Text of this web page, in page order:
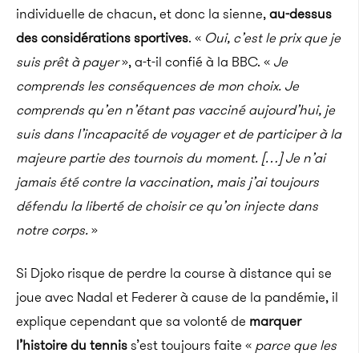
individuelle de chacun, et donc la sienne,au-dessus
des considérations sportives. « Oui, c’est le prix que je
suis prêt à payer», a-t-il confié à la BBC. « Je
comprends les conséquences de mon choix. Je
comprends qu’en n’étant pas vacciné aujourd’hui, je
suis dans l’incapacité de voyager et de participer à la
majeure partie des tournois du moment. […] Je n’ai
jamais été contre la vaccination, mais j’ai toujours
défendu la liberté de choisir ce qu’on injecte dans
notre corps.»
Si Djoko risque de perdre la course à distance qui se
joue avec Nadal et Federer à cause de la pandémie, il
explique cependant que sa volonté de marquer
l’histoire du tenniss’est toujours faite « parce que les